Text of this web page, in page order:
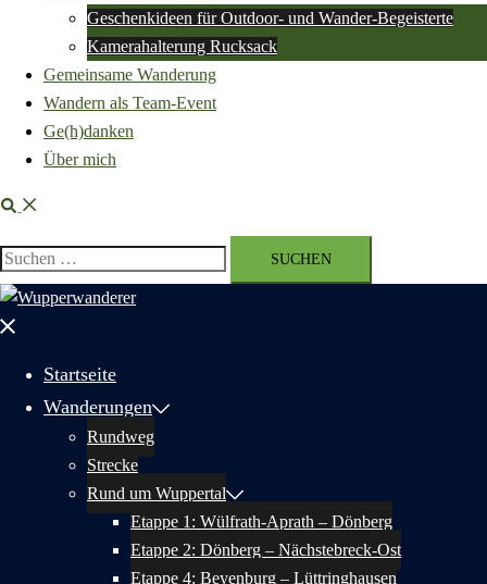
Geschenkideen für Outdoor- und Wander-Begeisterte
Kamerahalterung Rucksack
Gemeinsame Wanderung
Wandern als Team-Event
Ge(h)danken
Über mich
Suche
Suchen
nach:
Menü
Startseite
Wanderungen
Rundweg
Strecke
Rund um Wuppertal
Etappe 1: Wülfrath-Aprath – Dönberg
Etappe 2: Dönberg – Nächstebreck-Ost
Etappe 4: Beyenburg – Lüttringhausen